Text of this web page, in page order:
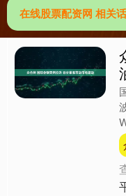
在线股票配资网 相关